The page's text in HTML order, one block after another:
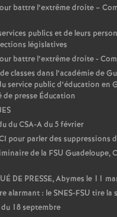
battre l’extrême droite –
publics et de leurs
législatives
battre l’extrême droite -
classes dans l’académie de
service public d’éducation en
de presse Éducation
du CSA-A du 5 février
pour parler des suppressions
de la FSU Guadeloupe,
DE PRESSE, Abymes le 11
alarmant : le SNES-FSU tire la
18 septembre